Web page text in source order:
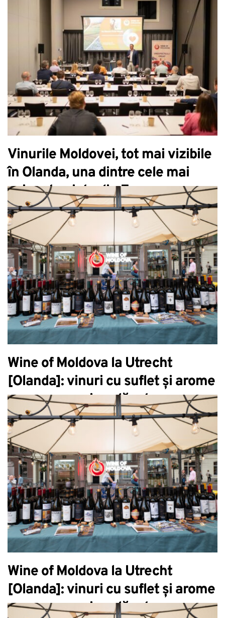
Vinurile Moldovei, tot mai vizibile
în Olanda, una dintre cele mai
exigente piețe din Europa
Wine of Moldova la Utrecht
[Olanda]: vinuri cu suflet și arome
care au surprins plăcut
Wine of Moldova la Utrecht
[Olanda]: vinuri cu suflet și arome
care au surprins plăcut